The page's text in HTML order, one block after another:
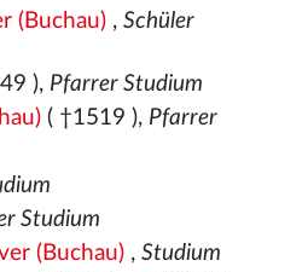
(Buchau), Schüler
), Pfarrer Studium
( †1519 ), Pfarrer
Studium
(Buchau), Studium